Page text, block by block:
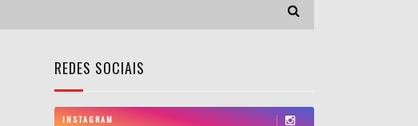
REDES SOCIAIS
INSTAGRAM